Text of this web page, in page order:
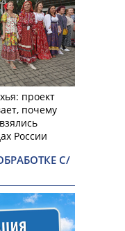
проект
почему
России
С/